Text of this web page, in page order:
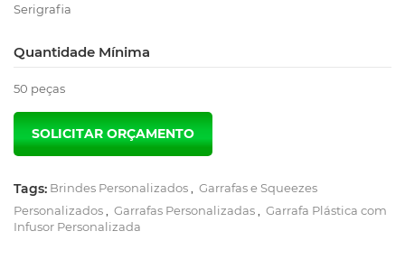
Serigrafia
Quantidade Mínima
50 peças
Tags: Brindes Personalizados
Garrafas e Squeezes
Personalizados
Garrafas Personalizadas
Garrafa Plástica com
Infusor Personalizada